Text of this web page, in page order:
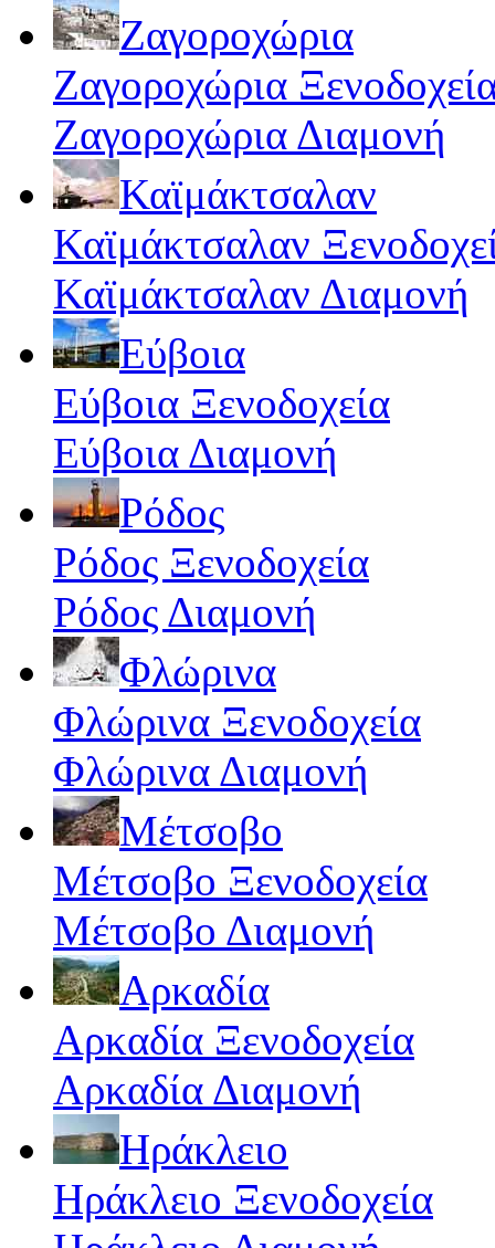
Ζαγοροχώρια
Ζαγοροχώρια
Ζαγοροχώρια Διαμονή
Καϊμάκτσαλαν
Καϊμάκτσαλαν
Καϊμάκτσαλαν Διαμονή
Εύβοια
Εύβοια Ξενοδοχεία
Εύβοια Διαμονή
Ρόδος
Ρόδος Ξενοδοχεία
Ρόδος Διαμονή
Φλώρινα
Φλώρινα Ξενοδοχεία
Φλώρινα Διαμονή
Μέτσοβο
Μέτσοβο Ξενοδοχεία
Μέτσοβο Διαμονή
Αρκαδία
Αρκαδία Ξενοδοχεία
Αρκαδία Διαμονή
Ηράκλειο
Ηράκλειο Ξενοδοχεία